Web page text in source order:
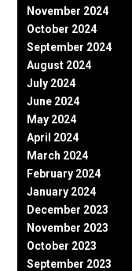
November 2024
October 2024
September 2024
August 2024
July 2024
June 2024
May 2024
April 2024
March 2024
February 2024
January 2024
December 2023
November 2023
October 2023
September 2023